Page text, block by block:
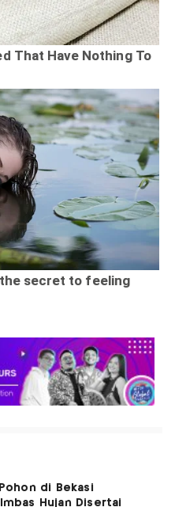
di Bekasi
Hujan Disertai